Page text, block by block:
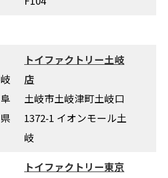
岐
阜
県
トイファクトリー土岐
店
土岐市土岐津町土岐口
1372-1 イオンモール土
岐
トイファクトリー東京